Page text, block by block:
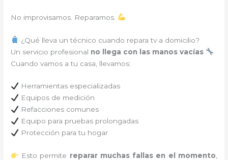
No improvisamos. Reparamos.
¿Qué lleva un técnico cuando repara tv a domicilio?
Un servicio profesional no llega con las manos vacías
Cuando vamos a tu casa, llevamos:
Herramientas especializadas
Equipos de medición
Refacciones comunes
Equipo para pruebas prolongadas
Protección para tu hogar
Esto permite reparar muchas fallas en el momento,